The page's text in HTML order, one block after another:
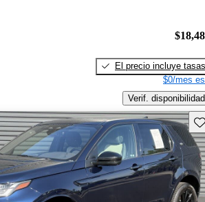
El precio incluye tasas
$0/mes
Verif. disponibilidad